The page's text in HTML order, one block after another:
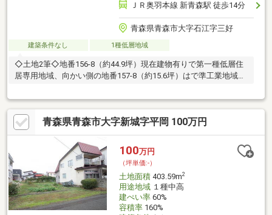
ＪＲ奥羽本線 新青森駅 徒歩14分
青森県青森市大字石江字三好
建築条件なし 1種低層地域
◇土地2筆◇地番156-8（約44.9坪）現在建物有りで第一種低層住
居専用地域、向かい側の地番157-8（約15.6坪）はで準工業地域と
青森県青森市大字新城字平岡 100万円
100万円
（坪単価:-）
土地面積403.59m2
用途地域１種中高
建ぺい率60%
容積率160%